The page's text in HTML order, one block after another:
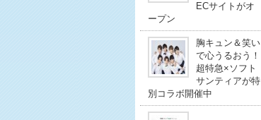
ECサイトがオ
ープン
胸キュン＆笑い
で心うるおう！
超特急×ソフト
サンティアが特
別コラボ開催中